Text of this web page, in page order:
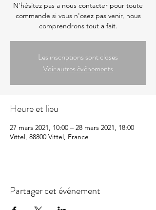
N'hésitez pas a nous contacter pour toute
commande si vous n'osez pas venir, nous
comprendrons tout a fait.
Les inscriptions sont closes
Voir autres événements
Heure et lieu
27 mars 2021, 10:00 – 28 mars 2021, 18:00
Vittel, 88800 Vittel, France
Partager cet événement